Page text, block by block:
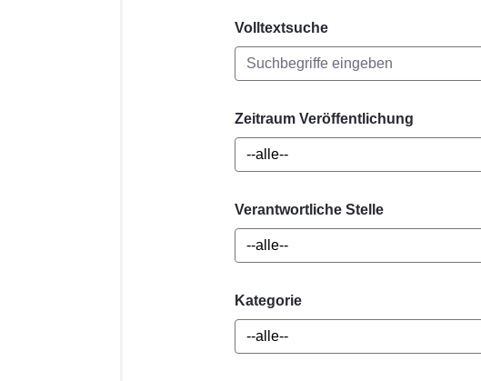
Volltextsuche
Zeitraum Veröffentlichung
Verantwortliche Stelle
Kategorie